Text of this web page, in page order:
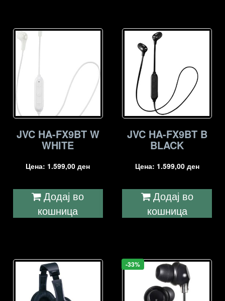
JVC HA-FX9BT W
WHITE
Цена: 1.599,00ден
Додај во
кошница
JVC HA-FX9BT B
BLACK
Цена: 1.599,00 ден
Додај во
кошница
-33%